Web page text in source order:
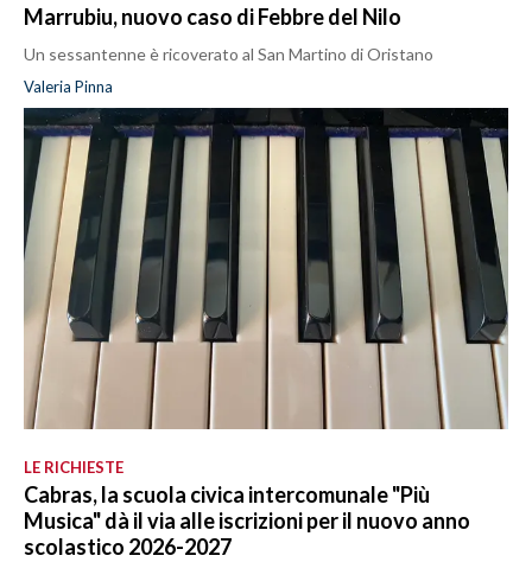
Marrubiu, nuovo caso di Febbre del Nilo
Un sessantenne è ricoverato al San Martino di Oristano
Valeria Pinna
LE RICHIESTE
Cabras, la scuola civica intercomunale "Più
Musica" dà il via alle iscrizioni per il nuovo anno
scolastico 2026-2027